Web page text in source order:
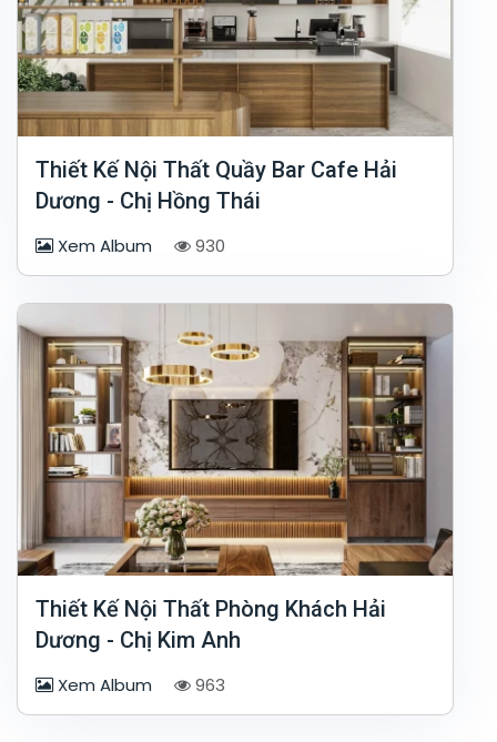
Thiết Kế Nội Thất Quầy Bar Cafe Hải
Dương - Chị Hồng Thái
Xem Album 930
Thiết Kế Nội Thất Phòng Khách Hải
Dương - Chị Kim Anh
Xem Album 963